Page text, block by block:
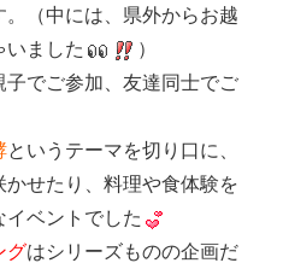
（中には、県外からお越
いました
）
でご参加、友達同士でご
というテーマを切り口に、
せたり、料理や食体験を
ベントでした
グはシリーズものの企画だ